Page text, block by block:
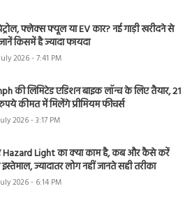
फ्लेक्स फ्यूल या EV कार? नई गाड़ी खरीदने से
किसमें है ज्यादा फायदा
2026 - 7:41 PM
की लिमिटेड एडिशन बाइक लॉन्च के लिए तैयार, 21
कीमत में मिलेंगे प्रीमियम फीचर्स
2026 - 3:17 PM
Hazard Light का क्या काम है, कब और कैसे करें
ज्यादातर लोग नहीं जानते सही तरीका
2026 - 6:14 PM